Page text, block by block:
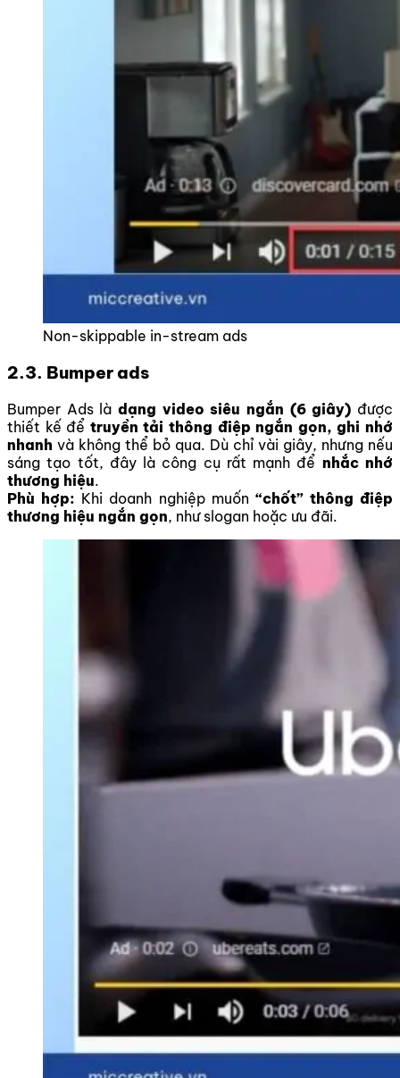
Non-skippable in-stream ads
2.3. Bumper ads
Bumper Ads là dạng video siêu ngắn (6 giây) được
thiết kế để truyền tải thông điệp ngắn gọn, ghi nhớ
nhanh và không thể bỏ qua. Dù chỉ vài giây, nhưng nếu
sáng tạo tốt, đây là công cụ rất mạnh để nhắc nhớ
thương hiệu.
Phù hợp: Khi doanh nghiệp muốn “chốt” thông điệp
thương hiệu ngắn gọn, như slogan hoặc ưu đãi.